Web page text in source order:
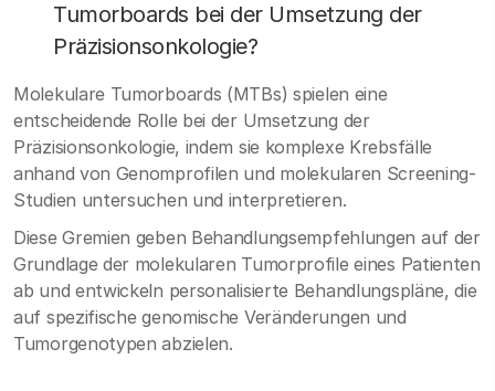
Tumorboards bei der Umsetzung der
Präzisionsonkologie?
Molekulare Tumorboards (MTBs) spielen eine
entscheidende Rolle bei der Umsetzung der
Präzisionsonkologie, indem sie komplexe Krebsfälle
anhand von Genomprofilen und molekularen Screening-
Studien untersuchen und interpretieren.
Diese Gremien geben Behandlungsempfehlungen auf der
Grundlage der molekularen Tumorprofile eines Patienten
ab und entwickeln personalisierte Behandlungspläne, die
auf spezifische genomische Veränderungen und
Tumorgenotypen abzielen.